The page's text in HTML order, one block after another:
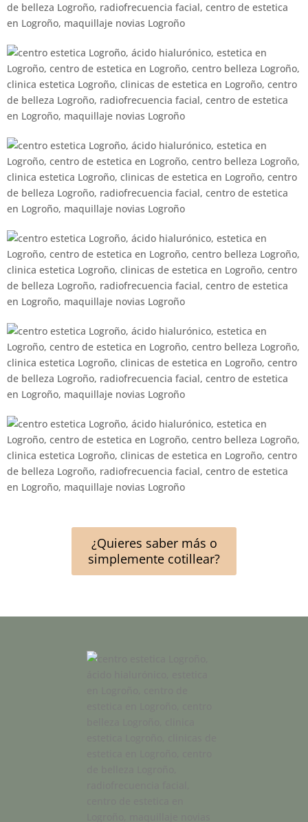
¿Quieres saber más o
simplemente cotillear?